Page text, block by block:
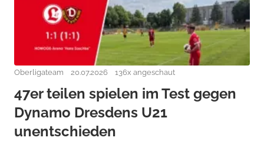
Oberligateam 20.07.2026 136x angeschaut
47er teilen spielen im Test gegen
Dynamo Dresdens U21
unentschieden